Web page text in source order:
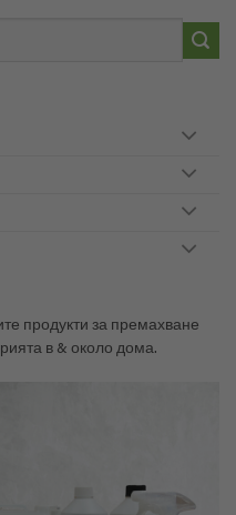
продукти за премахване
в & около дома.